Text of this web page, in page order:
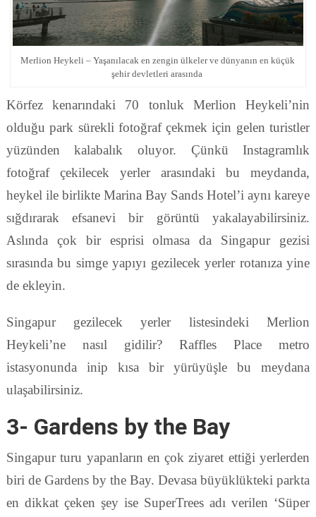
Merlion Heykeli – Yaşanılacak en zengin ülkeler ve dünyanın en küçük
şehir devletleri arasında
Körfez kenarındaki 70 tonluk Merlion Heykeli’nin
olduğu park sürekli fotoğraf çekmek için gelen turistler
yüzünden kalabalık oluyor. Çünkü Instagramlık
fotoğraf çekilecek yerler arasındaki bu meydanda,
heykel ile birlikte Marina Bay Sands Hotel’i aynı kareye
sığdırarak efsanevi bir görüntü yakalayabilirsiniz.
Aslında çok bir esprisi olmasa da Singapur gezisi
sırasında bu simge yapıyı gezilecek yerler rotanıza yine
de ekleyin.
Singapur gezilecek yerler listesindeki Merlion
Heykeli’ne nasıl gidilir? Raffles Place metro
istasyonunda inip kısa bir yürüyüşle bu meydana
ulaşabilirsiniz.
3- Gardens by the Bay
Singapur turu yapanların en çok ziyaret ettiği yerlerden
biri de Gardens by the Bay. Devasa büyüklükteki parkta
en dikkat çeken şey ise SuperTrees adı verilen ‘Süper